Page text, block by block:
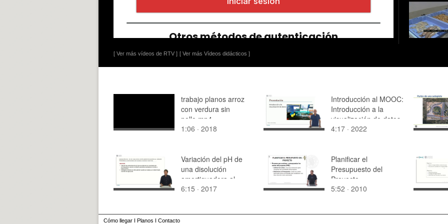
[ Ver más vídeos de RTV ] [ Ver más Vídeos didácticos ]
trabajo planos arroz
con verdura sin
pollo.mp4
1:06 · 2018
Introducción al MOOC:
Introducción a la
visualización de datos
4:17 · 2022
Variación del pH de
una disolución
amortiguadora al
añadir pequeñas
6:15 · 2017
Planificar el
Presupuesto del
Proyecto
5:52 · 2010
Cómo llegar I Planos I Contacto